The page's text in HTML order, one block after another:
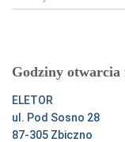
z
j
:
Godziny
ELETOR
ul. Pod Sosno 28
87-305 Zbiczno